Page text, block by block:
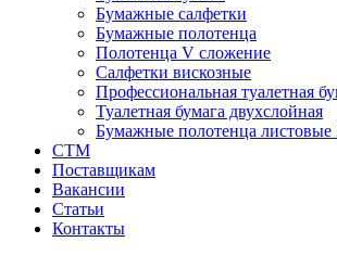
Бумажные салфетки
Бумажные полотенца
Полотенца V сложение
Салфетки вискозные
Профессиональная туалетная
Туалетная бумага двухслойная
Бумажные полотенца листовые
СТМ
Поставщикам
Вакансии
Статьи
Контакты